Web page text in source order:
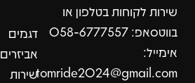
שירות לקוחות בטלפון או
בווטסאפ: 058-6777557
אימייל:
tomride2024@gmail.com
דגמים
אביזרים
שירות